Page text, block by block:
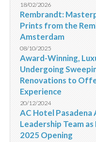
18/02/2026
Rembrandt:
Prints from the
Amsterdam
08/10/2025
Award-Winning,
Undergoing
Renovations to
Experience
20/12/2024
AC Hotel Pasadena
Leadership Team
2025 Opening